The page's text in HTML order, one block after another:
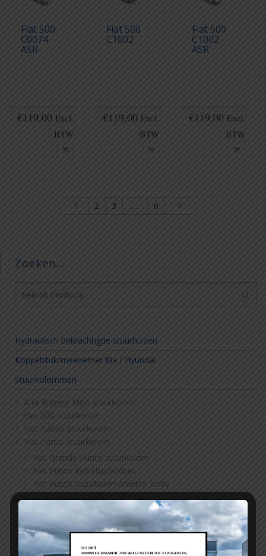
Fiat 500
C0074
ASR
€119,00 Excl.
BTW
Fiat 500
C1002
€119,00 Excl.
BTW
Fiat 500
C1002
ASR
€119,00 Excl.
BTW
1 2 3 … 6
Zoeken…
Hydraulisch bekrachtigde stuurhuizen
Koppelstuk/meenemer Kia / Hyundai
Stuurkolommen
Alfa Romeo Mito stuurkolom
Fiat 500 stuurkolom
Fiat Panda stuurkolom
Fiat Punto stuurkolom
Fiat Grande Punto stuurkolom
Fiat Punto Evo stuurkolom
Fiat Punto stuurkolom/central body
Ford Ka II stuurkolom
Hyundai Accent stuurkolom
Lancia Ypsilon stuurkolom
Opel Corsa D stuurkolom
Opel Meriva A stuurkolom